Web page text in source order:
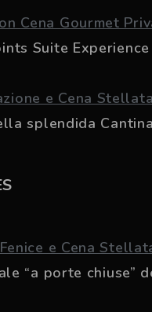
Cena Gourmet
Suite Experience
e Cena
splendida
e Cena
“a porte chiuse”